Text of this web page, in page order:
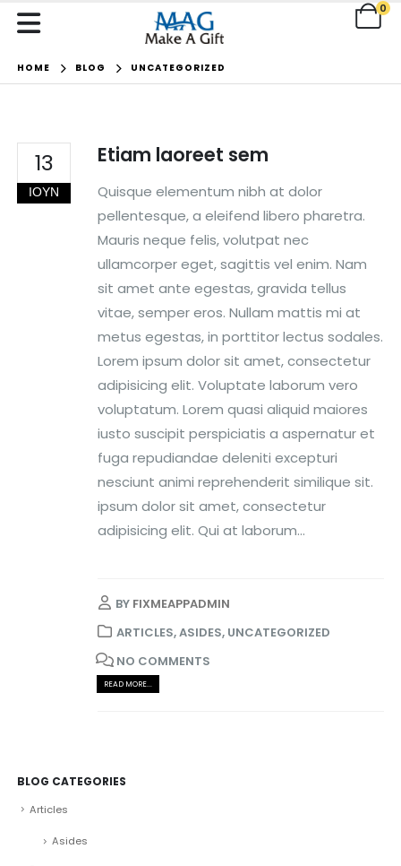
0
HOME BLOG UNCATEGORIZED
13
ΙΟΎΝ
Etiam laoreet sem
Quisque elementum nibh at dolor
pellentesque, a eleifend libero pharetra.
Mauris neque felis, volutpat nec
ullamcorper eget, sagittis vel enim. Nam
sit amet ante egestas, gravida tellus
vitae, semper eros. Nullam mattis mi at
metus egestas, in porttitor lectus sodales.
Lorem ipsum dolor sit amet, consectetur
adipisicing elit. Voluptate laborum vero
voluptatum. Lorem quasi aliquid maiores
iusto suscipit perspiciatis a aspernatur et
fuga repudiandae deleniti excepturi
nesciunt animi reprehenderit similique sit.
ipsum dolor sit amet, consectetur
adipisicing elit. Qui at laborum...
BY FIXMEAPPADMIN
ARTICLES,ASIDES, UNCATEGORIZED
NO COMMENTS
READ MORE...
BLOG CATEGORIES
Articles
Asides